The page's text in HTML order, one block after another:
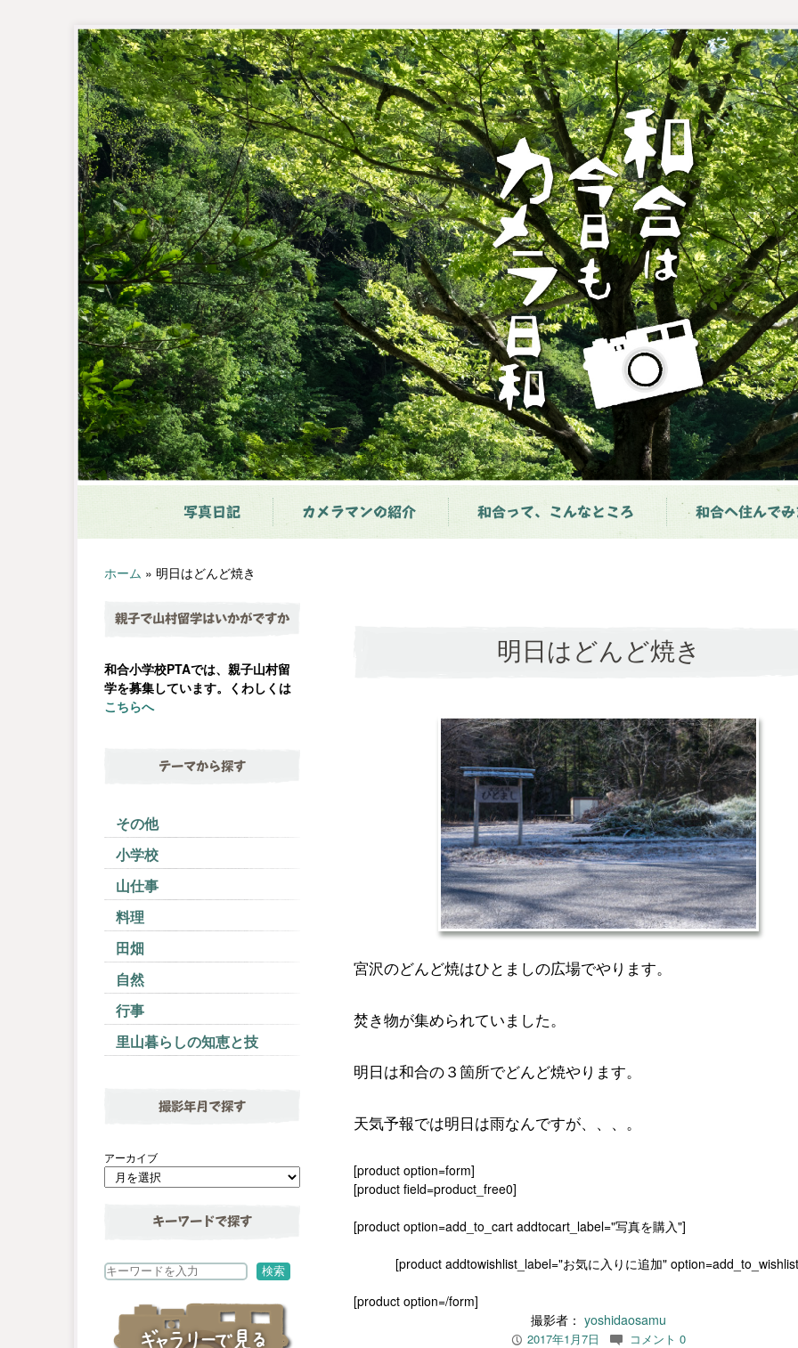
写真日記 カメラマンの紹介 和合って、こんなところ 和合へ住んで
ホーム » 明日はどんど焼き
明日はどんど焼き
宮沢のどんど焼はひとましの広場でやります。
焚き物が集められていました。
明日は和合の３箇所でどんど焼やります。
天気予報では明日は雨なんですが、、、。
[product option=form]
[product field=product_free0]
[product option=add_to_cart addtocart_label="写真を購入"]
[product addtowishlist_label="お気に入りに追加"
[product option=/form]
撮影者： yoshidaosamu
P 2017年1月7日 c コメント 0
親子で山村留学はいかがですか
和合小学校PTAでは、親子山村留
学を募集しています。くわしくは
こちらへ
テーマから探す
その他
小学校
山仕事
料理
田畑
自然
行事
里山暮らしの知恵と技
撮影年月で探す
アーカイブ
キーワードで探す
検
検索